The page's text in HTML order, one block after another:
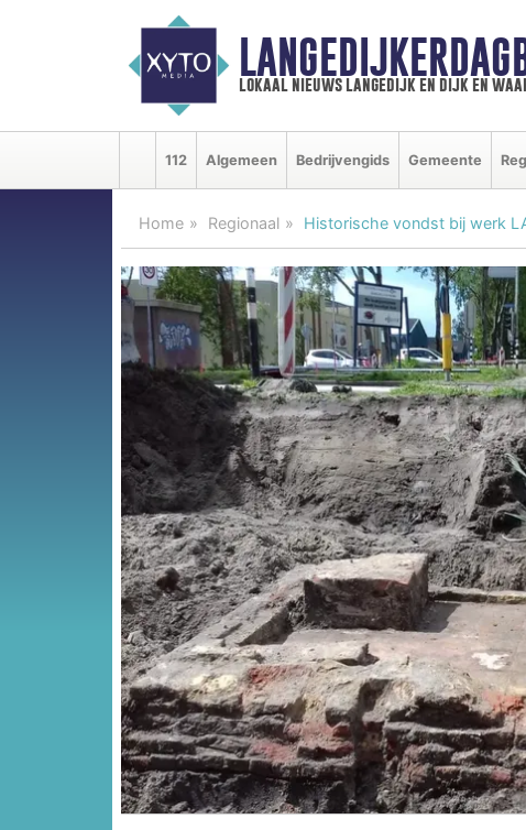
lokaal nieuws langedijk en dijk en
112 Algemeen Bedrijvengids Gemeente
Home Regionaal Historische vondst bij werk